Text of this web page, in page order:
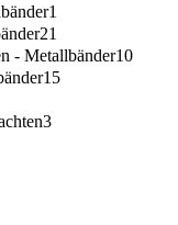
1
21
- Metallbänder10
15
3